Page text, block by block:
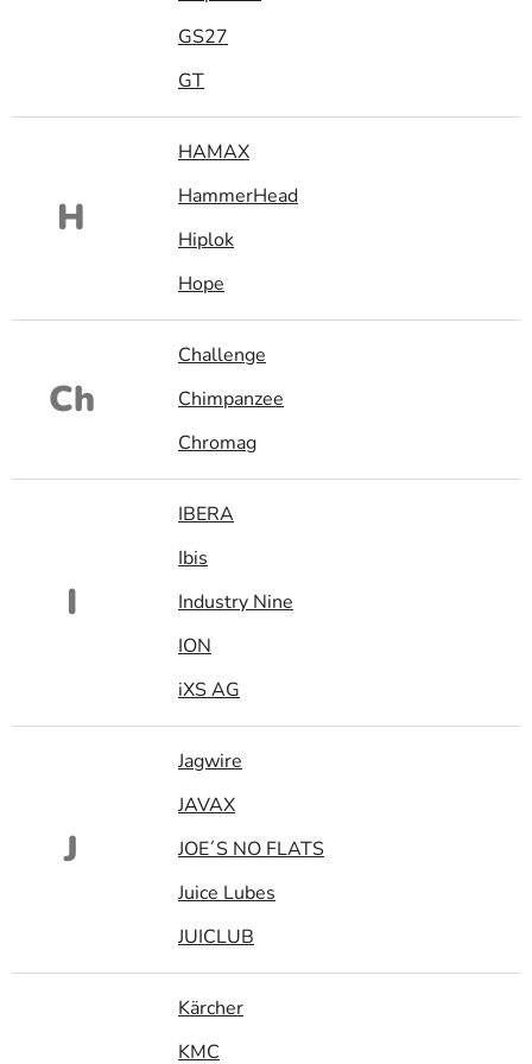
GS27
GT
H
HAMAX
HammerHead
Hiplok
Hope
Ch
Challenge
Chimpanzee
Chromag
I
IBERA
Ibis
Industry Nine
ION
iXS AG
J
Jagwire
JAVAX
JOE´S NO FLATS
Juice Lubes
JUICLUB
Kärcher
KMC